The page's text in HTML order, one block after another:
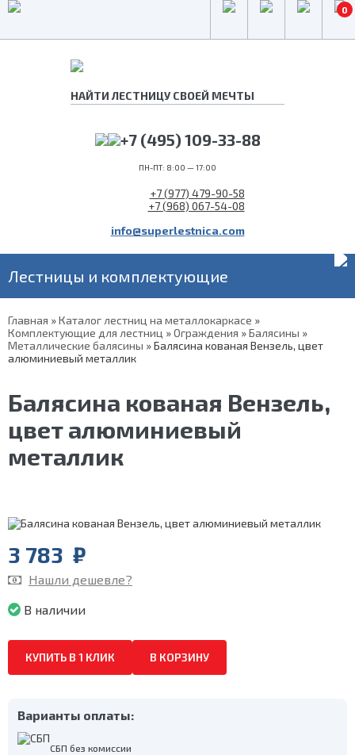
0
+7 (495) 109-33-88
ПН-ПТ: 8:00 — 17:00
+7 (977) 479-90-58
+7 (968) 067-54-08
info@superlestnica.com
Лестницы и комплектующие
Главная »Каталог лестниц на металлокаркасе »
Комплектующие для лестниц »Ограждения »Балясины »
Металлические балясины »Балясина кованая Вензель, цвет
алюминиевый металлик
Балясина кованая Вензель,
цвет алюминиевый
металлик
3 783 ₽
Нашли дешевле?
В наличии
КУПИТЬ В 1 КЛИК В КОРЗИНУ
Варианты оплаты:
СБП без комиссии